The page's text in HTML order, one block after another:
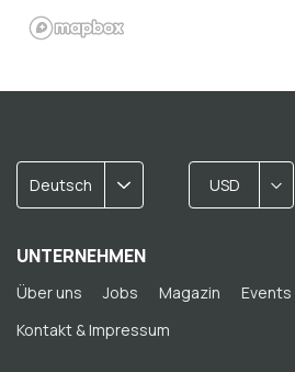
Deutsch USD
UNTERNEHMEN
Über uns Jobs Magazin
Events
Kontakt & Impressum